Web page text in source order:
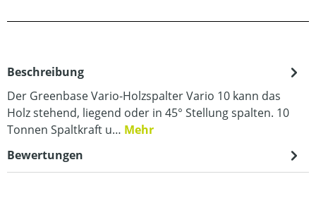
Beschreibung
Der Greenbase Vario-Holzspalter Vario 10 kann das
Holz stehend, liegend oder in 45° Stellung spalten. 10
Tonnen Spaltkraft u… Mehr
Bewertungen